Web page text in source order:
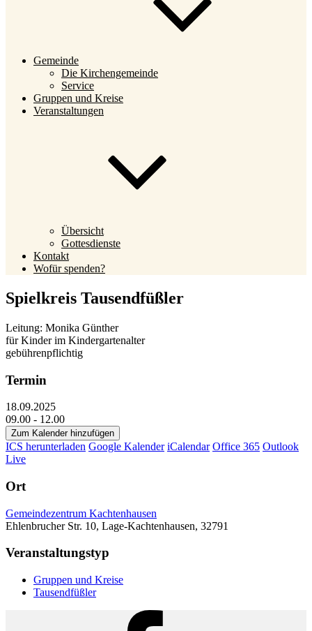
Gemeinde
Die Kirchengemeinde
Service
Gruppen und Kreise
Veranstaltungen
Übersicht
Gottesdienste
Kontakt
Wofür spenden?
Spielkreis Tausendfüßler
Leitung: Monika Günther
für Kinder im Kindergartenalter
gebührenpflichtig
Termin
18.09.2025
09.00 - 12.00
Zum Kalender hinzufügen
ICS herunterladen Google Kalender iCalendar Office 365 Outlook
Live
Ort
Gemeindezentrum Kachtenhausen
Ehlenbrucher Str. 10, Lage-Kachtenhausen, 32791
Veranstaltungstyp
Gruppen und Kreise
Tausendfüßler